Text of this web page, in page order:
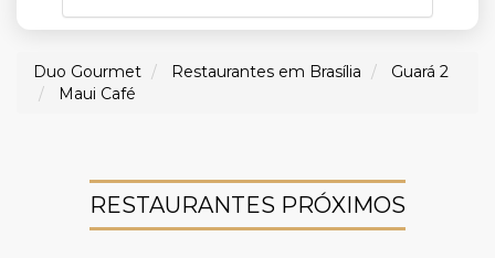
Duo Gourmet Restaurantes em Brasília
Guará 2
Maui Café
RESTAURANTES PRÓXIMOS